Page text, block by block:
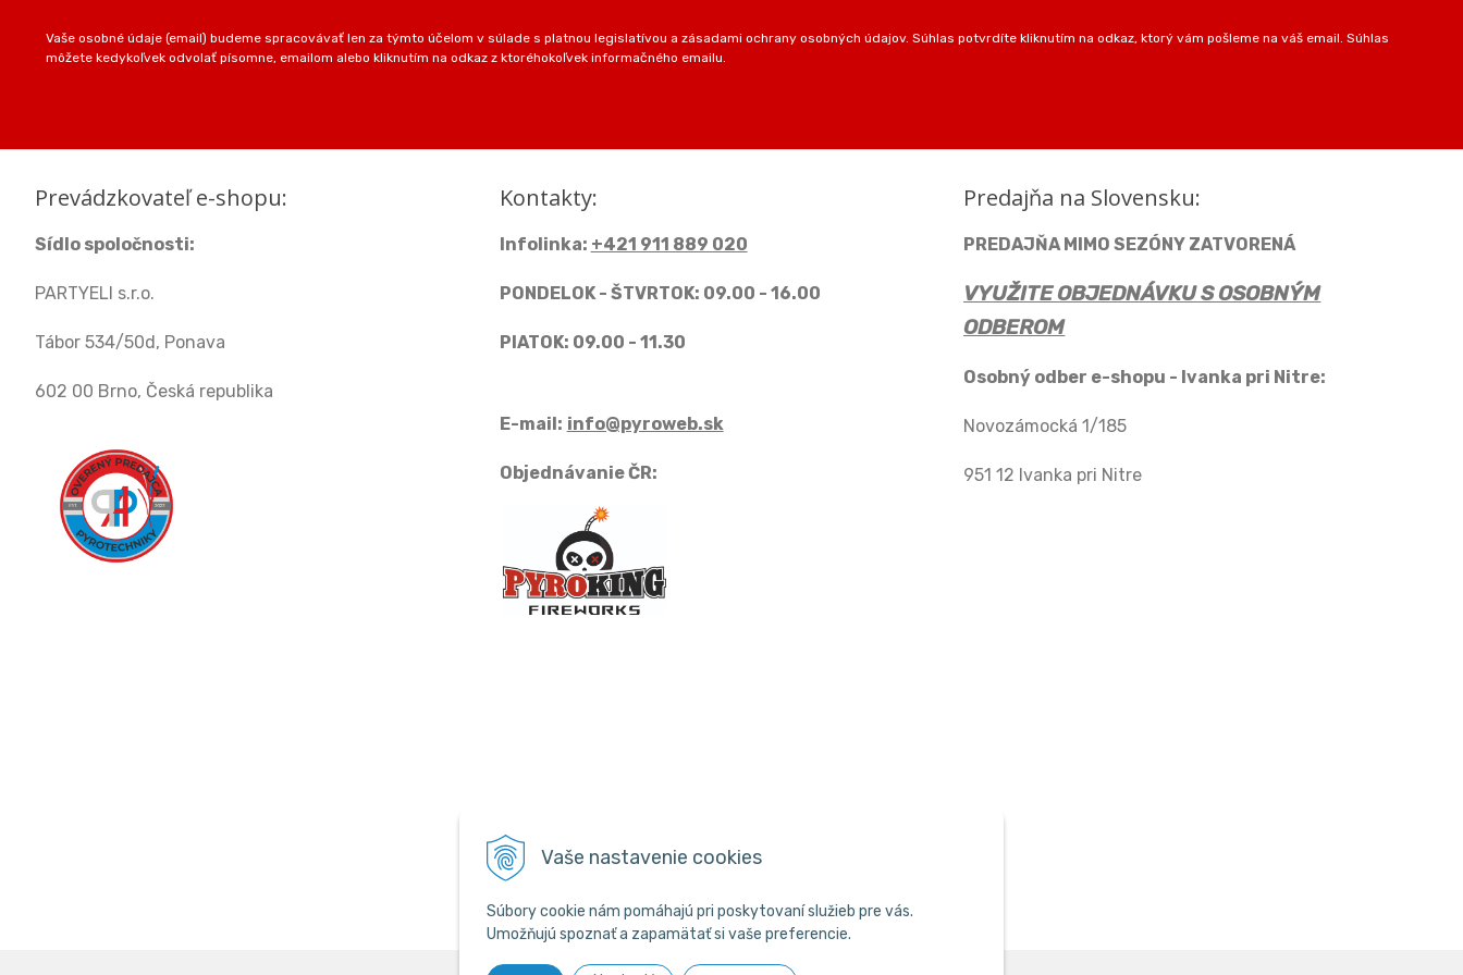
Vaše nastavenie cookies
Súbory cookie nám pomáhajú pri poskytovaní služieb pre vás.
Umožňujú spoznať a zapamätať si vaše preferencie.
Vaše osobné údaje (email) budeme spracovávať len za týmto účelom v súlade s platnou legislatívou a zásadami ochrany osobných údajov. Súhlas potvrdíte kliknutím na odkaz, ktorý vám pošleme na váš email. Súhlas
môžete kedykoľvek odvolať písomne, emailom alebo kliknutím na odkaz z ktoréhokoľvek informačného emailu.
Prevádzkovateľ e-shopu:
Sídlo spoločnosti:
PARTYELI s.r.o.
Tábor 534/50d, Ponava
602 00 Brno, Česká republika
Kontakty:
Infolinka: +421 911 889 020
PONDELOK - ŠTVRTOK: 09.00 - 16.00
PIATOK: 09.00 - 11.30
E-mail: info@pyroweb.sk
Objednávanie ČR:
Predajňa na Slovensku:
PREDAJŇA MIMO SEZÓNY ZATVORENÁ
VYUŽITE OBJEDNÁVKU S OSOBNÝM
ODBEROM
Osobný odber e-shopu - Ivanka pri Nitre:
Novozámocká 1/185
951 12 Ivanka pri Nitre